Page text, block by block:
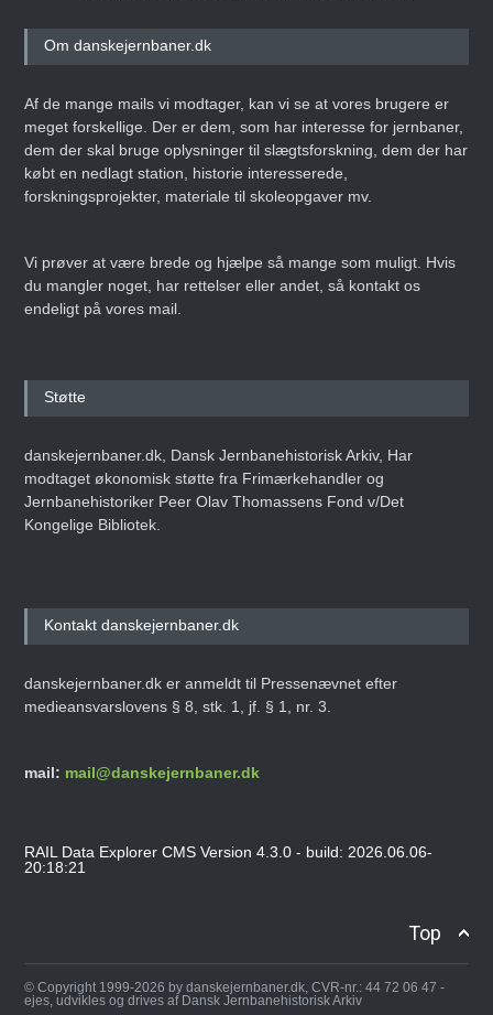
Om danskejernbaner.dk
Af de mange mails vi modtager, kan vi se at vores brugere er
meget forskellige. Der er dem, som har interesse for jernbaner,
dem der skal bruge oplysninger til slægtsforskning, dem der har
købt en nedlagt station, historie interesserede,
forskningsprojekter, materiale til skoleopgaver mv.
Vi prøver at være brede og hjælpe så mange som muligt. Hvis
du mangler noget, har rettelser eller andet, så kontakt os
endeligt på vores mail.
Støtte
danskejernbaner.dk, Dansk Jernbanehistorisk Arkiv, Har
modtaget økonomisk støtte fra Frimærkehandler og
Jernbanehistoriker Peer Olav Thomassens Fond v/Det
Kongelige Bibliotek.
Kontakt danskejernbaner.dk
danskejernbaner.dk er anmeldt til Pressenævnet efter
medieansvarslovens § 8, stk. 1, jf. § 1, nr. 3.
mail: mail@danskejernbaner.dk
RAIL Data Explorer CMS Version 4.3.0 - build: 2026.06.06-
20:18:21
Top
© Copyright 1999-2026 by danskejernbaner.dk, CVR-nr.: 44 72 06 47 -
ejes, udvikles og drives af Dansk Jernbanehistorisk Arkiv